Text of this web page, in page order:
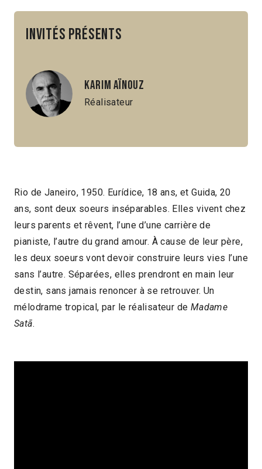
Rio de Janeiro, 1950. Eurídice, 18 ans, et Guida, 20
ans, sont deux soeurs inséparables. Elles vivent chez
leurs parents et rêvent, l’une d’une carrière de
pianiste, l’autre du grand amour. À cause de leur père,
les deux soeurs vont devoir construire leurs vies l’une
sans l’autre. Séparées, elles prendront en main leur
destin, sans jamais renoncer à se retrouver. Un
mélodrame tropical, par le réalisateur de Madame
Satã.
Invités présents
Karim Aïnouz
Réalisateur